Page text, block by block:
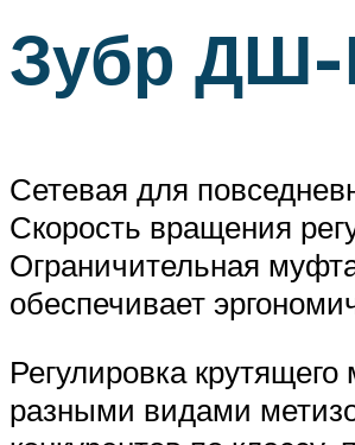
Зубр
Сетевая для
Скорость вращения
Ограничительная
обеспечивает
Регулировка
разными видами